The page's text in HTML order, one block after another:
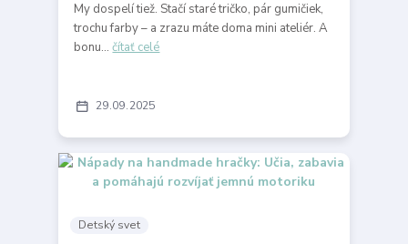
29 09 2025
My dospelí tiež. Stačí staré tričko, pár gumičiek,
trochu farby – a zrazu máte doma mini ateliér. A
bonu...čítať celé
Detský svet